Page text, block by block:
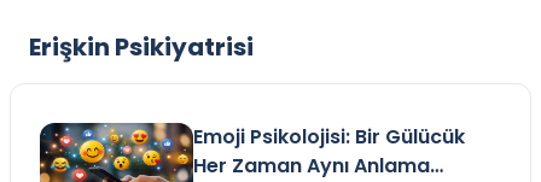
Erişkin Psikiyatrisi
Emoji Psikolojisi: Bir Gülücük
Her Zaman Aynı Anlama